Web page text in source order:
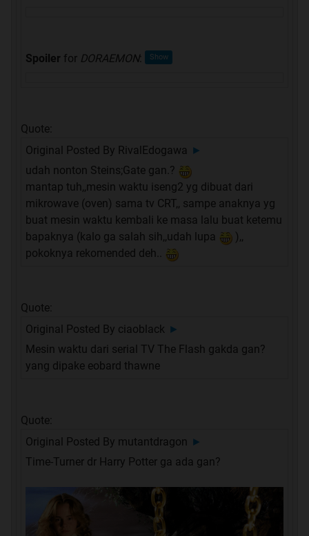
Spoiler for DORAEMON:
Quote:
Original Posted By RivalEdogawa ►
udah nonton Steins;Gate gan.?
mantap tuh,,mesin waktu iseng2 yg dibuat dari
mikrowave (oven) sama tv CRT,, sampe anaknya yg
buat mesin waktu kembali ke masa lalu buat ketemu
bapaknya (kalo ga salah sih,,udah lupa
),,
pokoknya rekomended deh..
Quote:
Original Posted By ciaoblack ►
Mesin waktu dari serial TV The Flash gakda gan?
yang dipake eobard thawne
Quote:
Original Posted By mutantdragon ►
Time-Turner dr Harry Potter ga ada gan?